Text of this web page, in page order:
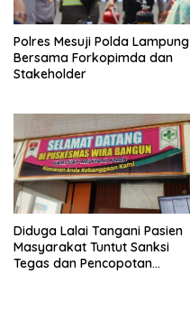
Polres Mesuji Polda Lampung
Bersama Forkopimda dan
Stakeholder
Diduga Lalai Tangani Pasien
Masyarakat Tuntut Sanksi
Tegas dan Pencopotan